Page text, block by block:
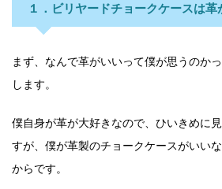
１．ビリヤードチョークケースは革
まず、なんで革がいいって僕が思うのか
します。
僕自身が革が大好きなので、ひいきめに
すが、僕が革製のチョークケースがいい
からです。